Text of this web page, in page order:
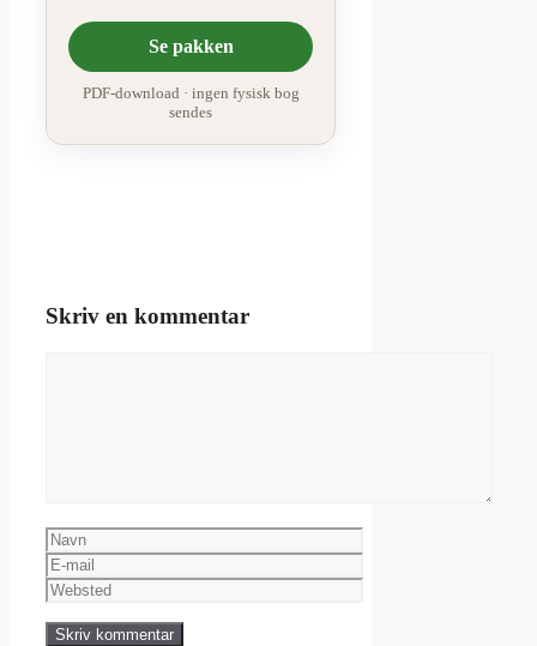
Se pakken
PDF-download · ingen fysisk bog
sendes
Skriv en kommentar
Navn
E-
mail
Websted